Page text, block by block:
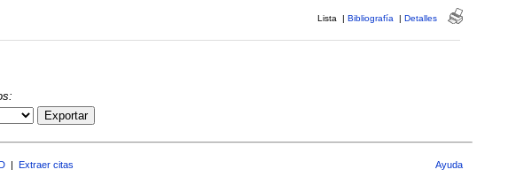
Lista | Bibliografía | Detalles
Exportar
Extraer citas Ayuda